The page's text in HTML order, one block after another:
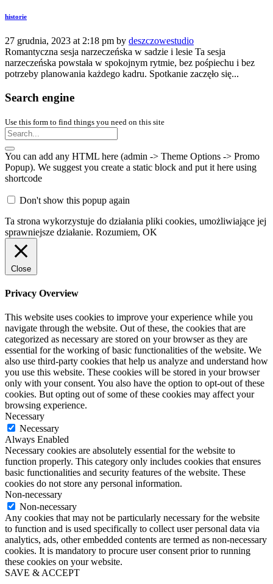
historie
27 grudnia, 2023 at 2:18 pm by deszczowestudio
Romantyczna sesja narzeczeńska w sadzie i lesie Ta sesja
narzeczeńska powstała w spokojnym rytmie, bez pośpiechu i bez
potrzeby planowania każdego kadru. Spotkanie zaczęło się...
Search engine
Use this form to find things you need on this site
You can add any HTML here (admin -> Theme Options -> Promo
Popup). We suggest you create a static block and put it here using
shortcode
Don't show this popup again
Ta strona wykorzystuje do działania pliki cookies, umożliwiające jej
sprawniejsze działanie. Rozumiem, OK
Close
Privacy Overview
This website uses cookies to improve your experience while you
navigate through the website. Out of these, the cookies that are
categorized as necessary are stored on your browser as they are
essential for the working of basic functionalities of the website. We
also use third-party cookies that help us analyze and understand how
you use this website. These cookies will be stored in your browser
only with your consent. You also have the option to opt-out of these
cookies. But opting out of some of these cookies may affect your
browsing experience.
Necessary
Necessary
Always Enabled
Necessary cookies are absolutely essential for the website to
function properly. This category only includes cookies that ensures
basic functionalities and security features of the website. These
cookies do not store any personal information.
Non-necessary
Non-necessary
Any cookies that may not be particularly necessary for the website
to function and is used specifically to collect user personal data via
analytics, ads, other embedded contents are termed as non-necessary
cookies. It is mandatory to procure user consent prior to running
these cookies on your website.
SAVE & ACCEPT